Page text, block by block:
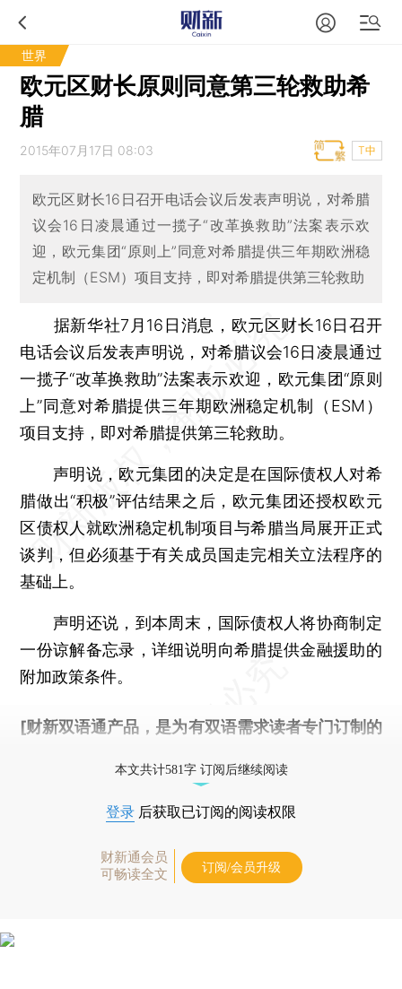
世界
欧元区财长原则同意第三轮救助希
腊
2015年07月17日 08:03 T中
欧元区财长16日召开电话会议后发表声明说，对希腊
议会16日凌晨通过一揽子“改革换救助”法案表示欢
迎，欧元集团“原则上”同意对希腊提供三年期欧洲稳
定机制（ESM）项目支持，即对希腊提供第三轮救助
据新华社7月16日消息，欧元区财长16日召开
电话会议后发表声明说，对希腊议会16日凌晨通过
一揽子“改革换救助”法案表示欢迎，欧元集团“原则
上”同意对希腊提供三年期欧洲稳定机制（ESM）
项目支持，即对希腊提供第三轮救助。
声明说，欧元集团的决定是在国际债权人对希
腊做出“积极”评估结果之后，欧元集团还授权欧元
区债权人就欧洲稳定机制项目与希腊当局展开正式
谈判，但必须基于有关成员国走完相关立法程序的
基础上。
声明还说，到本周末，国际债权人将协商制定
一份谅解备忘录，详细说明向希腊提供金融援助的
附加政策条件。
[财新双语通产品，是为有双语需求读者专门订制的
本文共计581字 订阅后继续阅读
登录 后获取已订阅的阅读权限
财新通会员
可畅读全文
订阅/会员升级